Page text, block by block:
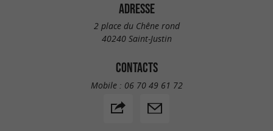
ADRESSE
2 place du Chêne rond
40240 Saint-Justin
CONTACTS
Mobile : 06 70 49 61 72